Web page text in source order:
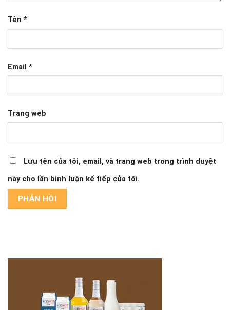
Tên *
Email *
Trang web
Lưu tên của tôi, email, và trang web trong trình duyệt
này cho lần bình luận kế tiếp của tôi.